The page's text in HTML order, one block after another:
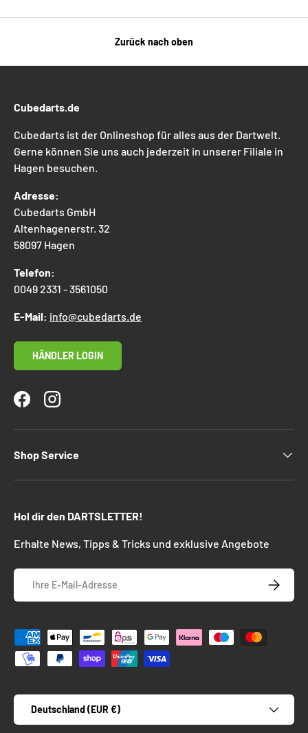
Zurück nach oben
Cubedarts.de
Cubedarts ist der Onlineshop für alles aus der Dartwelt.
Gerne können Sie uns auch jederzeit in unserer Filiale in
Hagen besuchen.
Adresse:
Cubedarts GmbH
Altenhagenerstr. 32
58097 Hagen
Telefon:
0049 2331 - 3561050
E-Mail: info@cubedarts.de
HÄNDLER LOGIN
FacebookInstagram
Shop Service
Hol dir den DARTSLETTER!
Erhalte News, Tipps & Tricks und exklusive Angebote
E-Mail
Zahlungsmethoden
Land/Region
Deutschland (EUR €)